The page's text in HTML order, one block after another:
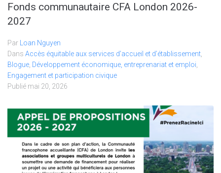
Fonds communautaire CFA London 2026-
2027
Par Loan Nguyen
Dans Accès équitable aux services d’accueil et d’établissement,
Blogue, Développement économique, entreprenariat et emploi,
Engagement et participation civique
Publié mai 20, 2026